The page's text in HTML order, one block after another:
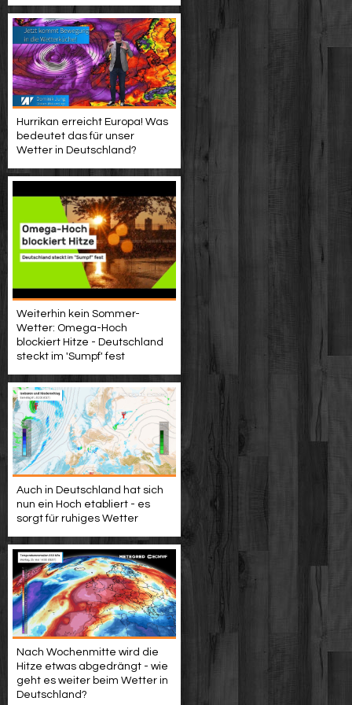
Hurrikan erreicht Europa! Was
bedeutet das für unser
Wetter in Deutschland?
Weiterhin kein Sommer-
Wetter: Omega-Hoch
blockiert Hitze - Deutschland
steckt im 'Sumpf' fest
Auch in Deutschland hat sich
nun ein Hoch etabliert - es
sorgt für ruhiges Wetter
Nach Wochenmitte wird die
Hitze etwas abgedrängt - wie
geht es weiter beim Wetter in
Deutschland?